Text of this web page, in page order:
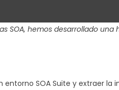
hemos desarrollado
SOA Suite y extraer